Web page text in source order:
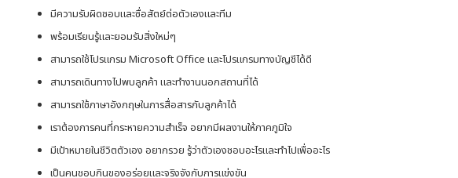
มีความรับผิดชอบและซื่อสัตย์ต่อตัวเองและทีม
พร้อมเรียนรู้และยอมรับสิ่งใหม่ๆ
สามารถใช้โปรแกรม Microsoft Office และโปรแกรมทางบัญชีได้ดี
สามารถเดินทางไปพบลูกค้า และทำงานนอกสถานที่ได้
สามารถใช้ภาษาอังกฤษในการสื่อสารกับลูกค้าได้
เราต้องการคนที่กระหายความสำเร็จ อยากมีผลงานให้ภาคภูมิใจ
มีเป้าหมายในชีวิตตัวเอง อยากรวย รู้ว่าตัวเองชอบอะไรและทำไปเพื่ออะไร
เป็นคนชอบกินของอร่อยและจริงจังกับการแข่งขัน